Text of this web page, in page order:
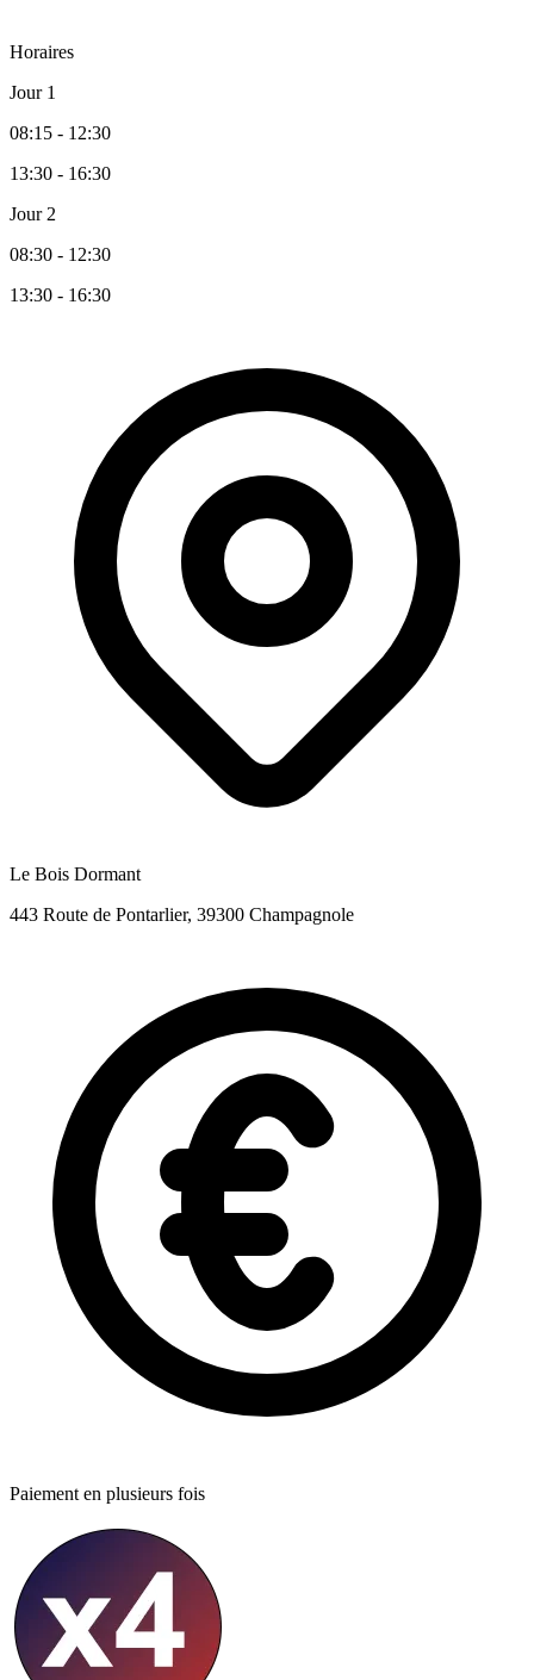
Horaires
Jour 1
08:15 - 12:30
13:30 - 16:30
Jour 2
08:30 - 12:30
13:30 - 16:30
Le Bois Dormant
443 Route de Pontarlier, 39300 Champagnole
Paiement en plusieurs fois